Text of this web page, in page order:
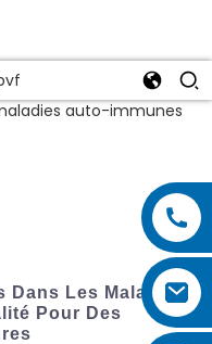
Dans Les Maladies
Pour Des